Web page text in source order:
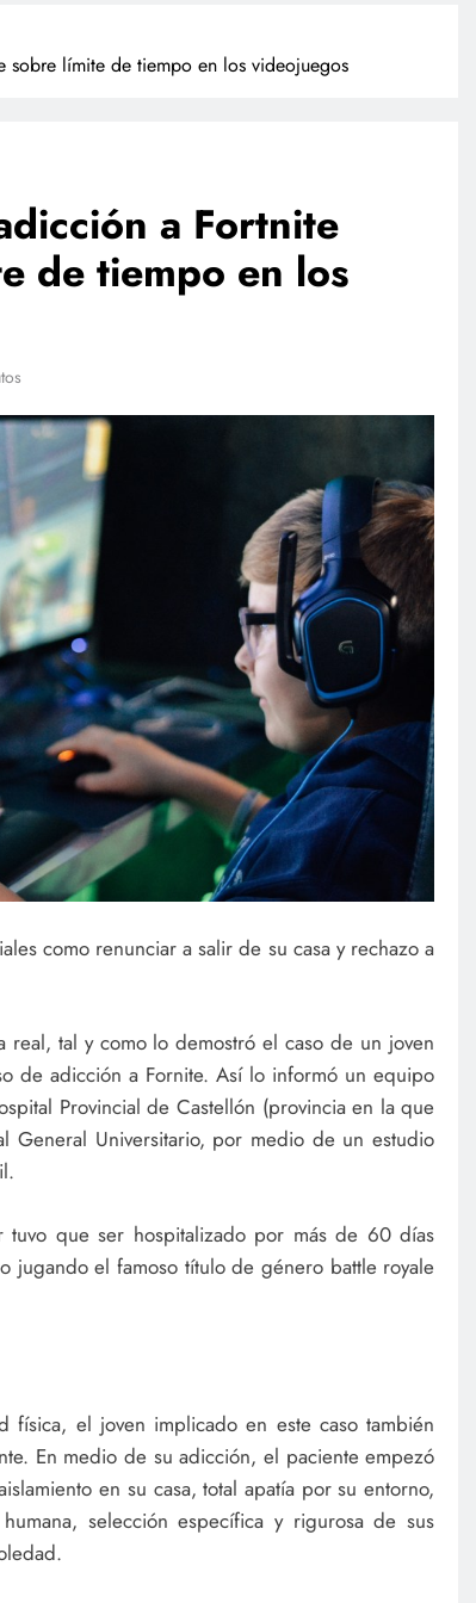
límite de tiempo en los videojuegos
a Fortnite
de tiempo en los
como renunciar a salir de su casa y rechazo a
tal y como lo demostró el caso de un joven
de adicción a Fornite. Así lo informó un equipo
Provincial de Castellón (provincia en la que
General Universitario, por medio de un estudio
que ser hospitalizado por más de 60 días
jugando el famoso título de género battle royale
física, el joven implicado en este caso también
En medio de su adicción, el paciente empezó
en su casa, total apatía por su entorno,
selección específica y rigurosa de sus
INTERNACIONAL
de nacimiento